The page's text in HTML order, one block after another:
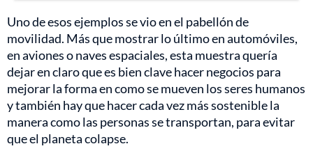
Uno de esos ejemplos se vio en el pabellón de
movilidad. Más que mostrar lo último en automóviles,
en aviones o naves espaciales, esta muestra quería
dejar en claro que es bien clave hacer negocios para
mejorar la forma en como se mueven los seres humanos
y también hay que hacer cada vez más sostenible la
manera como las personas se transportan, para evitar
que el planeta colapse.